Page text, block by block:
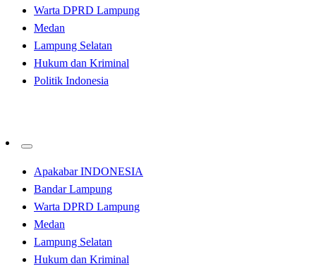
Warta DPRD Lampung
Medan
Lampung Selatan
Hukum dan Kriminal
Politik Indonesia
Apakabar INDONESIA
Bandar Lampung
Warta DPRD Lampung
Medan
Lampung Selatan
Hukum dan Kriminal